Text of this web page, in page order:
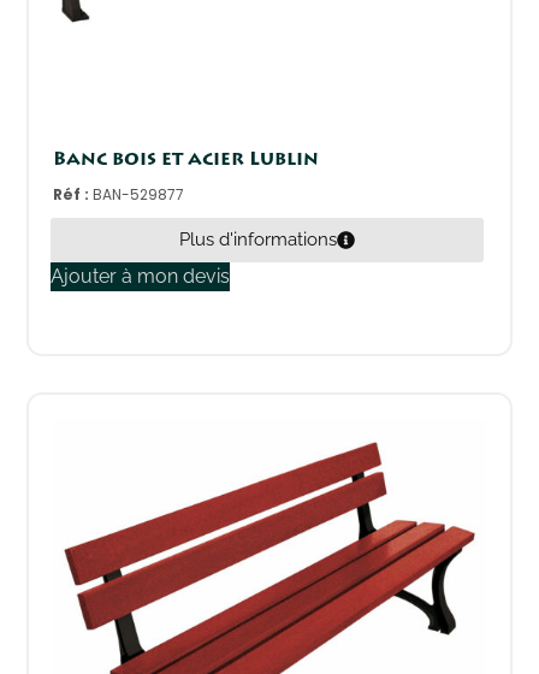
Banc bois et acier Lublin
Réf :BAN-529877
Plus d'informations
Ajouter à mon devis